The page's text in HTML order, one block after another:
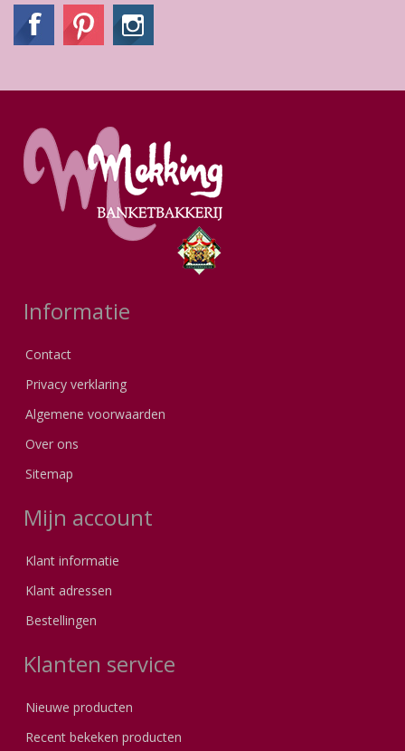
Informatie
Contact
Privacy verklaring
Algemene voorwaarden
Over ons
Sitemap
Mijn account
Klant informatie
Klant adressen
Bestellingen
Klanten service
Nieuwe producten
Recent bekeken producten